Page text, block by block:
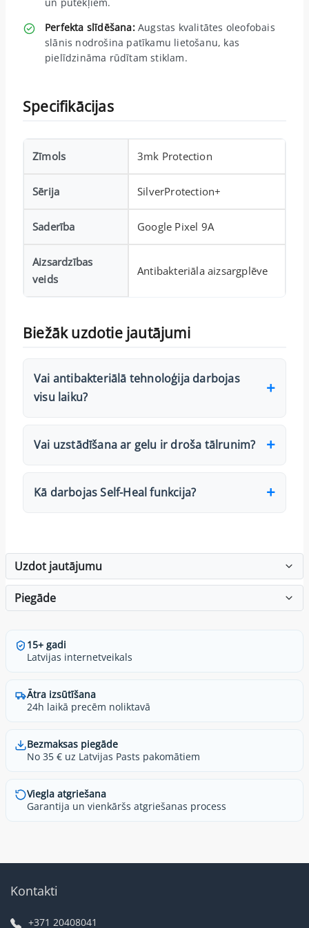
Perfekta slīdēšana:Augstas kvalitātes oleofobais
slānis nodrošina patīkamu lietošanu, kas
pielīdzināma rūdītam stiklam.
Specifikācijas
Zīmols 3mk Protection
Sērija SilverProtection+
Saderība Google Pixel 9A
Aizsardzības
veids
Antibakteriāla aizsargplēve
Biežāk uzdotie jautājumi
Vai antibakteriālā tehnoloģija darbojas
visu laiku?
Vai uzstādīšana ar gelu ir droša tālrunim?
Kā darbojas Self-Heal funkcija?
Uzdot jautājumu
Piegāde
15+ gadi
Latvijas internetveikals
Ātra izsūtīšana
24h laikā precēm noliktavā
Bezmaksas piegāde
No 35 € uz Latvijas Pasts pakomātiem
Viegla atgriešana
Garantija un vienkāršs atgriešanas process
Kontakti
+371 20408041